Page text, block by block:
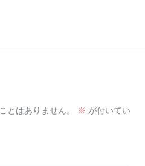
とはありません。 ※ が付いてい